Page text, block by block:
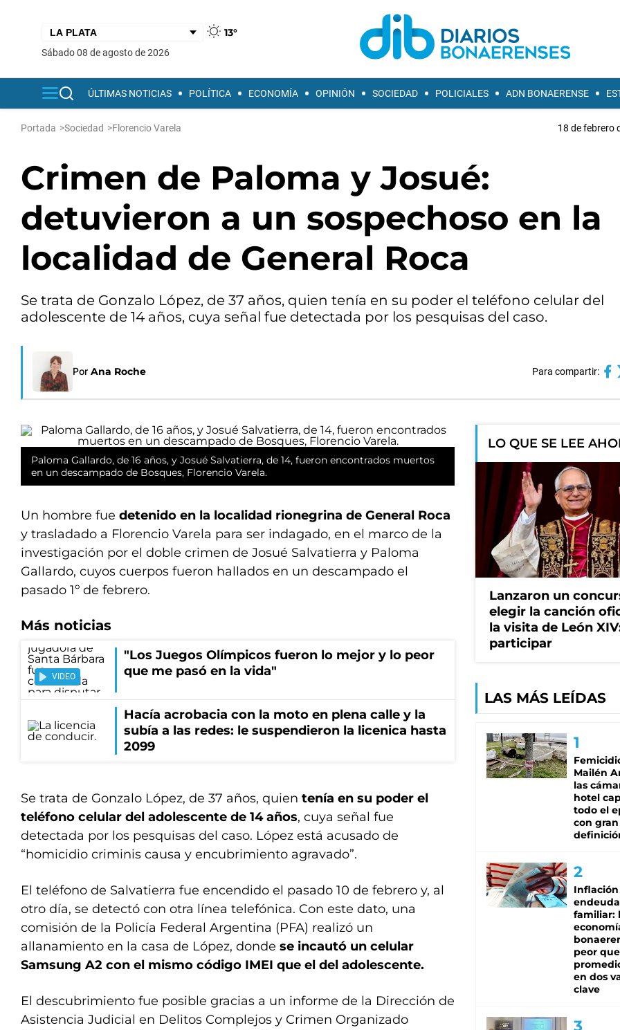
13°
sábado 08 de agosto de 2026
ÚLTIMAS NOTICIAS POLÍTICA ECONOMÍA OPINIÓN SOCIEDAD POLICIALES ADN BONAERENSE
Portada >Sociedad >Florencio Varela 18 de febrero
Crimen de Paloma y Josué:
detuvieron a un sospechoso en la
localidad de General Roca
Se trata de Gonzalo López, de 37 años, quien tenía en su poder el teléfono celular del
adolescente de 14 años, cuya señal fue detectada por los pesquisas del caso.
Por Ana Roche Para compartir:
Paloma Gallardo, de 16 años, y Josué Salvatierra, de 14, fueron encontrados muertos
en un descampado de Bosques, Florencio Varela.
Un hombre fue detenido en la localidad rionegrina de General Roca
y trasladado a Florencio Varela para ser indagado, en el marco de la
investigación por el doble crimen de Josué Salvatierra y Paloma
Gallardo, cuyos cuerpos fueron hallados en un descampado el
pasado 1º de febrero.
Más noticias
VIDEO
"Los Juegos Olímpicos fueron lo mejor y lo peor
que me pasó en la vida"
Hacía acrobacia con la moto en plena calle y la
subía a las redes: le suspendieron la licenica hasta
2099
Se trata de Gonzalo López, de 37 años, quien tenía en su poder el
teléfono celular del adolescente de 14 años, cuya señal fue
detectada por los pesquisas del caso. López está acusado de
“homicidio criminis causa y encubrimiento agravado”.
El teléfono de Salvatierra fue encendido el pasado 10 de febrero y, al
otro día, se detectó con otra línea telefónica. Con este dato, una
comisión de la Policía Federal Argentina (PFA) realizó un
allanamiento en la casa de López, donde se incautó un celular
Samsung A2 con el mismo código IMEI que el del adolescente.
El descubrimiento fue posible gracias a un informe de la Dirección de
Asistencia Judicial en Delitos Complejos y Crimen Organizado
LO QUE SE LEE
Lanzaron un
elegir la canción
la visita de León
participar
LAS MÁS LEÍDAS
Mailén
las
hotel
todo el
con gran
Inflación
familiar:
peor
en dos
clave